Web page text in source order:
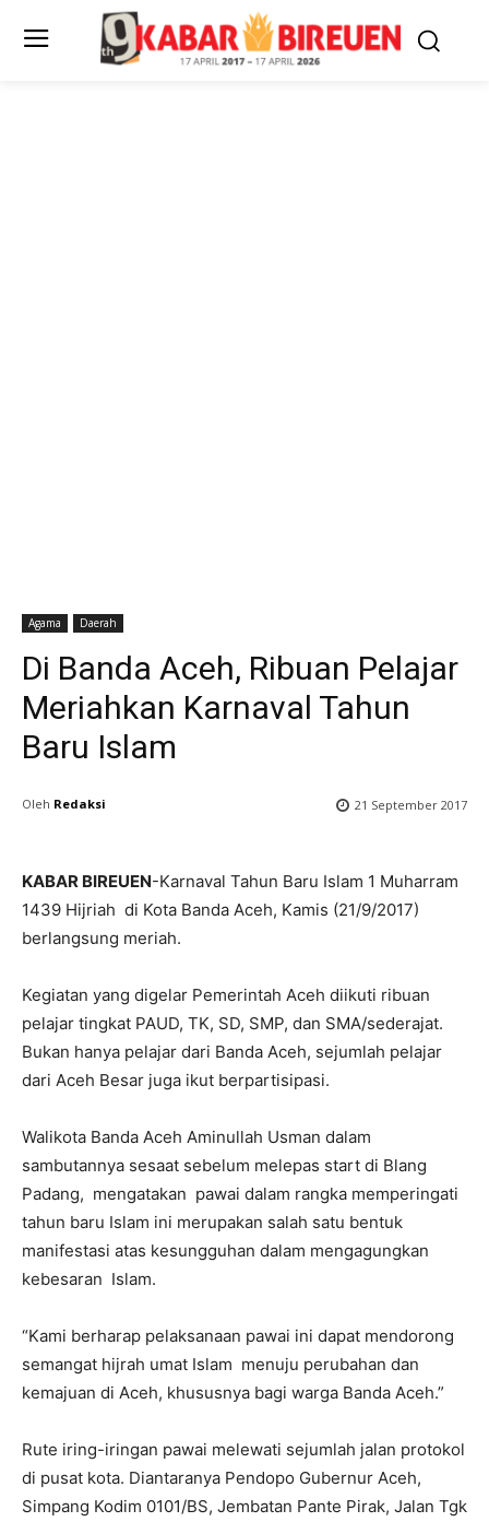
Agama Daerah
Di Banda Aceh, Ribuan Pelajar
Meriahkan Karnaval Tahun
Baru Islam
Oleh Redaksi 21 September 2017
KABAR BIREUEN-Karnaval Tahun Baru Islam 1 Muharram
1439 Hijriah di Kota Banda Aceh, Kamis (21/9/2017)
berlangsung meriah.
Kegiatan yang digelar Pemerintah Aceh diikuti ribuan
pelajar tingkat PAUD, TK, SD, SMP, dan SMA/sederajat.
Bukan hanya pelajar dari Banda Aceh, sejumlah pelajar
dari Aceh Besar juga ikut berpartisipasi.
Walikota Banda Aceh Aminullah Usman dalam
sambutannya sesaat sebelum melepas start di Blang
Padang, mengatakan pawai dalam rangka memperingati
tahun baru Islam ini merupakan salah satu bentuk
manifestasi atas kesungguhan dalam mengagungkan
kebesaran Islam.
“Kami berharap pelaksanaan pawai ini dapat mendorong
semangat hijrah umat Islam menuju perubahan dan
kemajuan di Aceh, khususnya bagi warga Banda Aceh.”
Rute iring-iringan pawai melewati sejumlah jalan protokol
di pusat kota. Diantaranya Pendopo Gubernur Aceh,
Simpang Kodim 0101/BS, Jembatan Pante Pirak, Jalan Tgk